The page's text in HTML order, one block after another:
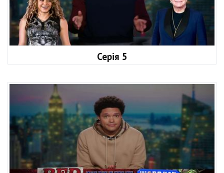
Серія 5